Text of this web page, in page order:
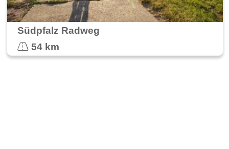
Südpfalz Radweg
54 km